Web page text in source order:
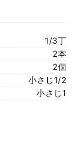
1/3丁
2本
2個
小さじ1/2
小さじ1